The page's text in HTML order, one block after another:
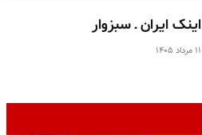
اینک ایران ـ سبزوار
۱۱ مرداد ۱۴۰۵